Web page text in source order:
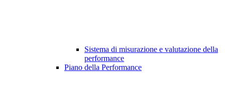
Sistema di misurazione e valutazione della
performance
Piano della Performance